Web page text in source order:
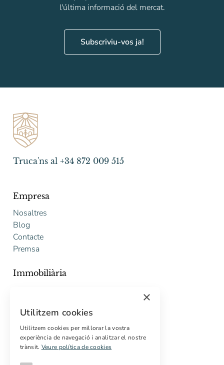
l'última informació del mercat.
Subscriviu-vos ja!
Truca'ns al +34 872 009 515
Empresa
Nosaltres
Blog
Contacte
Premsa
Immobiliària
Pressupost gratuït de rehabilitació
Serveis
×
Utilitzem cookies
Utilitzem cookies per millorar la vostra
experiència de navegació i analitzar el nostre
trànsit. Veure política de cookies